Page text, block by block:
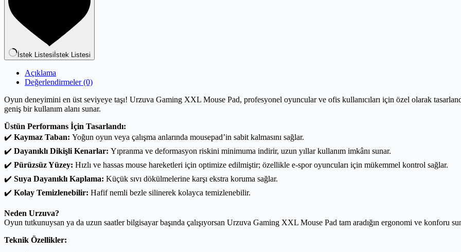
İstek Listesiİstek Listesi
Açıklama
Değerlendirmeler (0)
Oyun deneyimini en üst seviyeye taşı! Urzuva Gaming XXL Mouse Pad, profesyonel oyuncular ve ofis kullanıcıları için özel olarak
geniş bir kullanım alanı sunar.
Üstün Performans İçin Tasarlandı:
✔️ Kaymaz Taban: Yoğun oyun veya çalışma anlarında mousepad’in sabit kalmasını sağlar.
✔️ Dayanıklı Dikişli Kenarlar: Yıpranma ve deformasyon riskini minimuma indirir, uzun yıllar kullanım imkânı sunar.
✔️ Pürüzsüz Yüzey: Hızlı ve hassas mouse hareketleri için optimize edilmiştir; özellikle e-spor oyuncuları için mükemmel kontrol sağlar.
✔️ Suya Dayanıklı Kaplama: Küçük sıvı dökülmelerine karşı ekstra koruma sağlar.
✔️ Kolay Temizlenebilir: Hafif nemli bezle silinerek kolayca temizlenebilir.
Neden Urzuva?
Oyun tutkunuysan ya da uzun saatler bilgisayar başında çalışıyorsan Urzuva Gaming XXL Mouse Pad tam aradığın ergonomi ve konforu
Teknik Özellikler: